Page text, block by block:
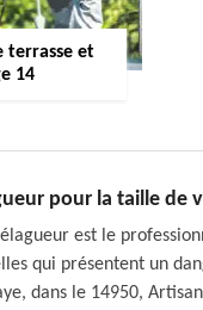
terrasse et
14
pour la taille de
est le
qui présentent un
dans le 14950,